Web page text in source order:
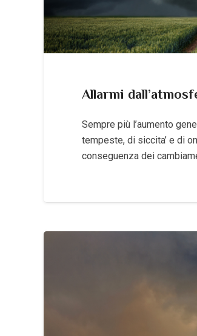
Allarmi
Sempre più l’aumento
tempeste, di siccita’ e di
conseguenza dei